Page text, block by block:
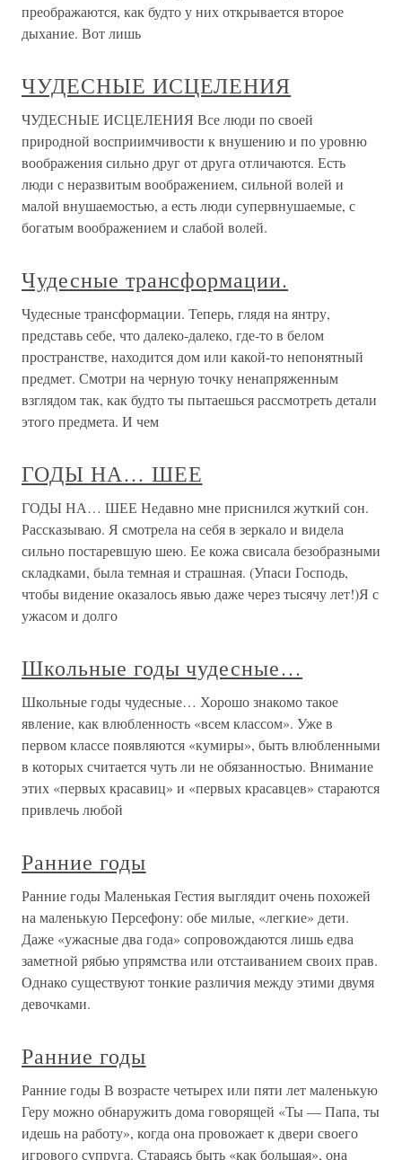
преображаются, как будто у них открывается второе
дыхание. Вот лишь
ЧУДЕСНЫЕ ИСЦЕЛЕНИЯ
ЧУДЕСНЫЕ ИСЦЕЛЕНИЯ Все люди по своей
природной восприимчивости к внушению и по уровню
воображения сильно друг от друга отличаются. Есть
люди с неразвитым воображением, сильной волей и
малой внушаемостью, а есть люди супервнушаемые, с
богатым воображением и слабой волей.
Чудесные трансформации.
Чудесные трансформации. Теперь, глядя на янтру,
представь себе, что далеко-далеко, где-то в белом
пространстве, находится дом или какой-то непонятный
предмет. Смотри на черную точку ненапряженным
взглядом так, как будто ты пытаешься рассмотреть детали
этого предмета. И чем
ГОДЫ НА… ШЕЕ
ГОДЫ НА… ШЕЕ Недавно мне приснился жуткий сон.
Рассказываю. Я смотрела на себя в зеркало и видела
сильно постаревшую шею. Ее кожа свисала безобразными
складками, была темная и страшная. (Упаси Господь,
чтобы видение оказалось явью даже через тысячу лет!)Я с
ужасом и долго
Школьные годы чудесные…
Школьные годы чудесные… Хорошо знакомо такое
явление, как влюбленность «всем классом». Уже в
первом классе появляются «кумиры», быть влюбленными
в которых считается чуть ли не обязанностью. Внимание
этих «первых красавиц» и «первых красавцев» стараются
привлечь любой
Ранние годы
Ранние годы Маленькая Гестия выглядит очень похожей
на маленькую Персефону: обе милые, «легкие» дети.
Даже «ужасные два года» сопровождаются лишь едва
заметной рябью упрямства или отстаиванием своих прав.
Однако существуют тонкие различия между этими двумя
девочками.
Ранние годы
Ранние годы В возрасте четырех или пяти лет маленькую
Геру можно обнаружить дома говорящей «Ты — Папа, ты
идешь на работу», когда она провожает к двери своего
игрового супруга. Стараясь быть «как большая», она